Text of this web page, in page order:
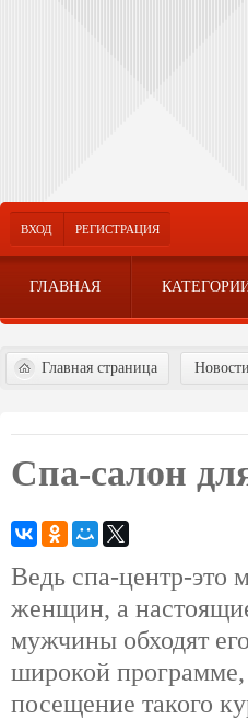
ВХОД РЕГИСТРАЦИЯ
ГЛАВНАЯ
Главная страница Новости
Спа-салон
Ведь спа-центр-это
женщин, а
мужчины обходят
широкой программе,
посещение такого